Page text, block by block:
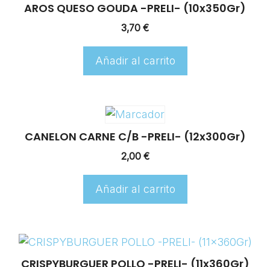
AROS QUESO GOUDA -PRELI- (10x350Gr)
3,70 €
Añadir al carrito
CANELON CARNE C/B -PRELI- (12x300Gr)
2,00 €
Añadir al carrito
CRISPYBURGUER POLLO -PRELI- (11x360Gr)